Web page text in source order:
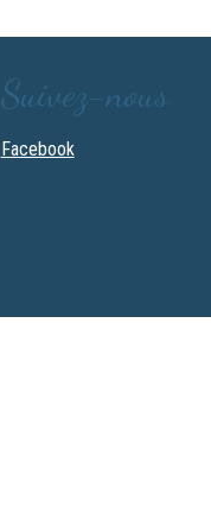
Suivez-nous
Facebook